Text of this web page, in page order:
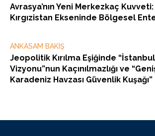
Avrasya’nın Yeni Merkezkaç
Kırgızistan Ekseninde Bölgesel
ANKASAM BAKIŞ
Jeopolitik Kırılma Eşiğinde
Vizyonu”nun Kaçınılmazlığı ve
Karadeniz Havzası Güvenlik Kuşağı”